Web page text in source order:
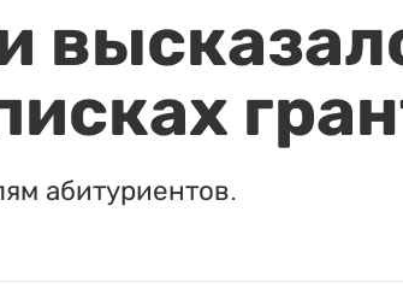
абитуриентов.